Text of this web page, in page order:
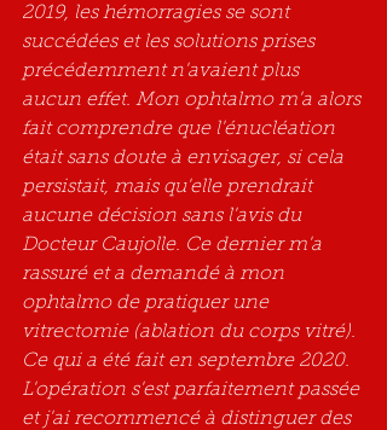
2019, les hémorragies se sont
succédées et les solutions prises
précédemment n'avaient plus
aucun effet. Mon ophtalmo m'a alors
fait comprendre que l'énucléation
était sans doute à envisager, si cela
persistait, mais qu'elle prendrait
aucune décision sans l'avis du
Docteur Caujolle. Ce dernier m'a
rassuré et a demandé à mon
ophtalmo de pratiquer une
vitrectomie (ablation du corps vitré).
Ce qui a été fait en septembre 2020.
L'opération s'est parfaitement passée
et j'ai recommencé à distinguer des